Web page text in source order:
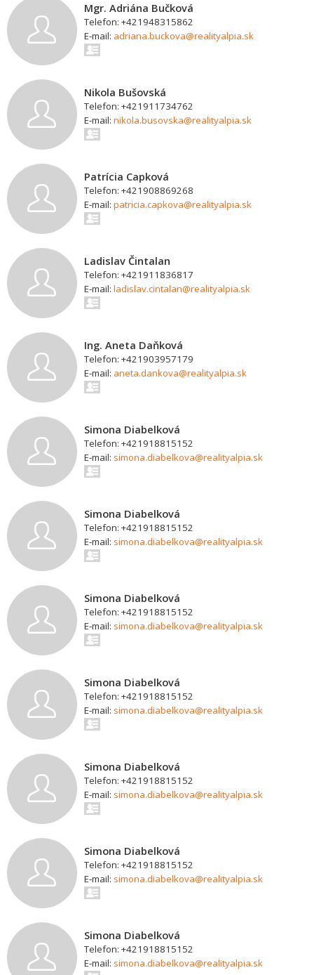
Mgr. Adriána Bučková
Telefon: +421948315862
E-mail: adriana.buckova@realityalpia.sk
Nikola Bušovská
Telefon: +421911734762
E-mail: nikola.busovska@realityalpia.sk
Patrícia Capková
Telefon: +421908869268
E-mail: patricia.capkova@realityalpia.sk
Ladislav Čintalan
Telefon: +421911836817
E-mail: ladislav.cintalan@realityalpia.sk
Ing. Aneta Daňková
Telefon: +421903957179
E-mail: aneta.dankova@realityalpia.sk
Simona Diabelková
Telefon: +421918815152
E-mail: simona.diabelkova@realityalpia.sk
Simona Diabelková
Telefon: +421918815152
E-mail: simona.diabelkova@realityalpia.sk
Simona Diabelková
Telefon: +421918815152
E-mail: simona.diabelkova@realityalpia.sk
Simona Diabelková
Telefon: +421918815152
E-mail: simona.diabelkova@realityalpia.sk
Simona Diabelková
Telefon: +421918815152
E-mail: simona.diabelkova@realityalpia.sk
Simona Diabelková
Telefon: +421918815152
E-mail: simona.diabelkova@realityalpia.sk
Simona Diabelková
Telefon: +421918815152
E-mail: simona.diabelkova@realityalpia.sk